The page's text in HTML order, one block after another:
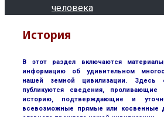
человека
История
В этот раздел включаются
информацию об удивительном
нашей земной цивилизации. Здесь
публикуются сведения,
историю, подтверждающие и
всевозможные прямые или косвенные